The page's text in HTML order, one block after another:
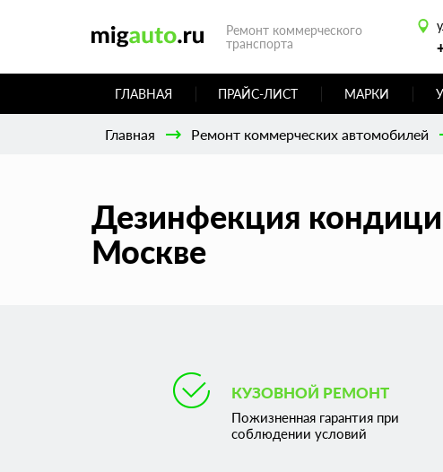
Ремонт коммерческого
транспорта
ГЛАВНАЯ ПРАЙС-ЛИСТ МАРКИ
Главная Ремонт коммерческих автомобилей
Дезинфекция
Москве
КУЗОВНОЙ РЕМОНТ
Пожизненная гарантия при
соблюдении условий